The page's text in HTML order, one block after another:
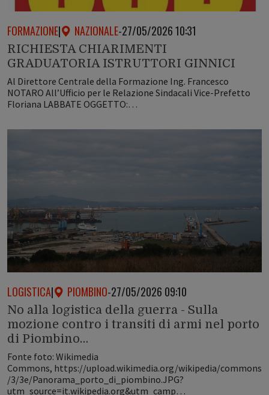
FORMAZIONE| NAZIONALE-27/05/2026 10:31
RICHIESTA CHIARIMENTI
GRADUATORIA ISTRUTTORI GINNICI
Al Direttore Centrale della Formazione Ing. Francesco
NOTARO All’Ufficio per le Relazione Sindacali Vice-Prefetto
Floriana LABBATE OGGETTO:…
LOGISTICA| PIOMBINO-27/05/2026 09:10
No alla logistica della guerra - Sulla
mozione contro i transiti di armi nel porto
di Piombino…
Fonte foto: Wikimedia
Commons, https://upload.wikimedia.org/wikipedia/commons
/3/3e/Panorama_porto_di_piombino.JPG?
utm_source=it.wikipedia.org&utm_camp…